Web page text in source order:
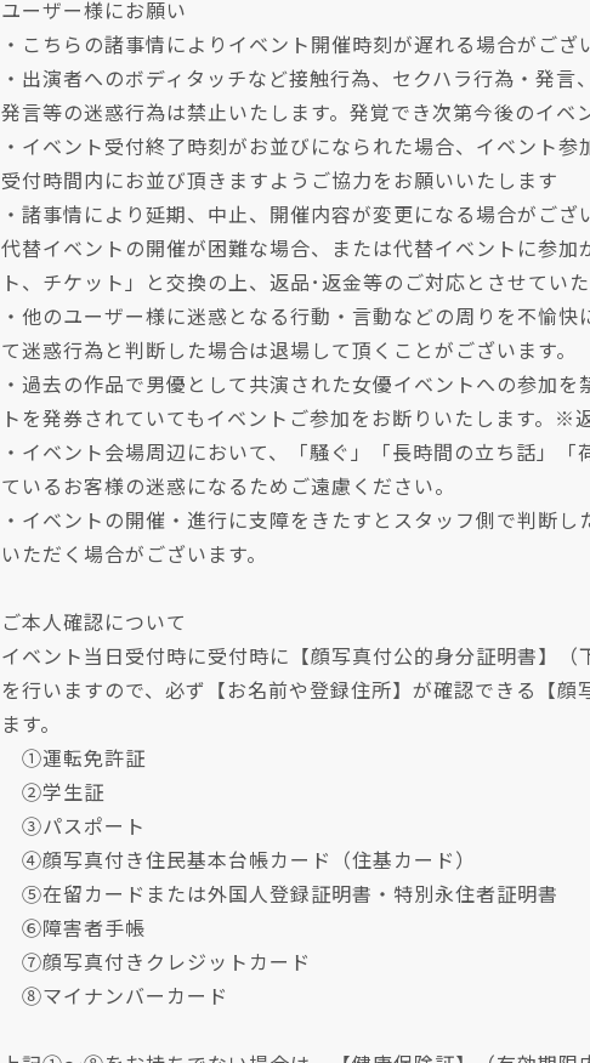
ユーザー様にお願い
・こちらの諸事情によりイベント開催時刻が遅れる場合がござ
・出演者へのボディタッチなど接触行為、セクハラ行為・発
発言等の迷惑行為は禁止いたします。発覚でき次第今後のイベ
・イベント受付終了時刻がお並びになられた場合、イベント参
受付時間内にお並び頂きますようご協力をお願いいたします
・諸事情により延期、中止、開催内容が変更になる場合がござ
代替イベントの開催が困難な場合、または代替イベントに参
ト、チケット」と交換の上、返品･返金等のご対応とさせてい
・他のユーザー様に迷惑となる行動・言動などの周りを不愉
て迷惑行為と判断した場合は退場して頂くことがございます。
・過去の作品で男優として共演された女優イベントへの参加
トを発券されていてもイベントご参加をお断りいたします。※
・イベント会場周辺において、「騒ぐ」「長時間の立ち話」
ているお客様の迷惑になるためご遠慮ください。
・イベントの開催・進行に支障をきたすとスタッフ側で判断
いただく場合がございます。
ご本人確認について
イベント当日受付時に受付時に【顔写真付公的身分証明書】
を行いますので、必ず【お名前や登録住所】が確認できる【
ます。
①運転免許証
②学生証
③パスポート
④顔写真付き住民基本台帳カード（住基カード）
⑤在留カードまたは外国人登録証明書・特別永住者証明書
⑥障害者手帳
⑦顔写真付きクレジットカード
⑧マイナンバーカード